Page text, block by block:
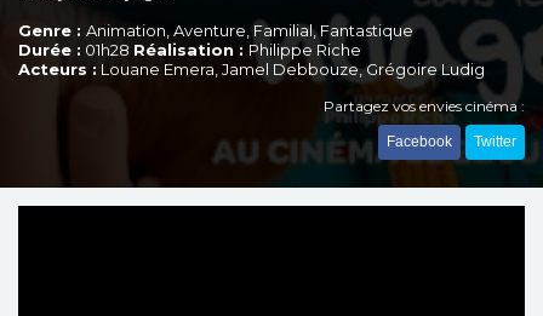
Genre : Animation, Aventure, Familial, Fantastique
Durée : 01h28 Réalisation : Philippe Riche
Acteurs : Louane Emera, Jamel Debbouze, Grégoire Ludig
Partagez vos envies cinéma :
Facebook Twitter